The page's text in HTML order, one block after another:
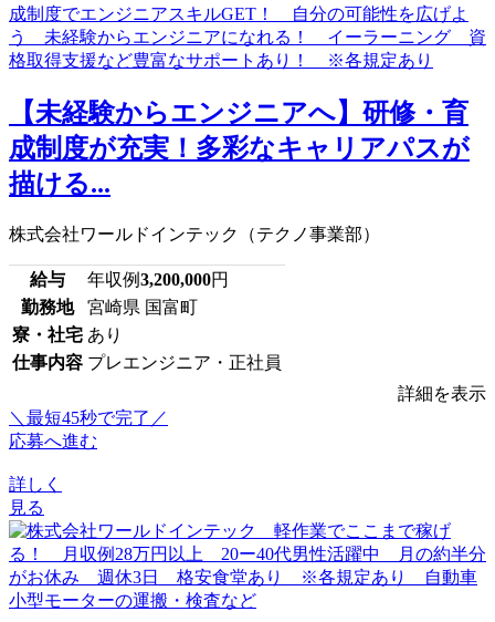
【未経験からエンジニアへ】研修・育
成制度が充実！多彩なキャリアパスが
描ける...
株式会社ワールドインテック（テクノ事業部）
給与 年収例3,200,000円
勤務地
宮崎県 国富町
寮・社宅 あり
仕事内容 プレエンジニア・正社員
詳細を表示
＼最短45秒で完了／
応募へ進む
詳しく
見る